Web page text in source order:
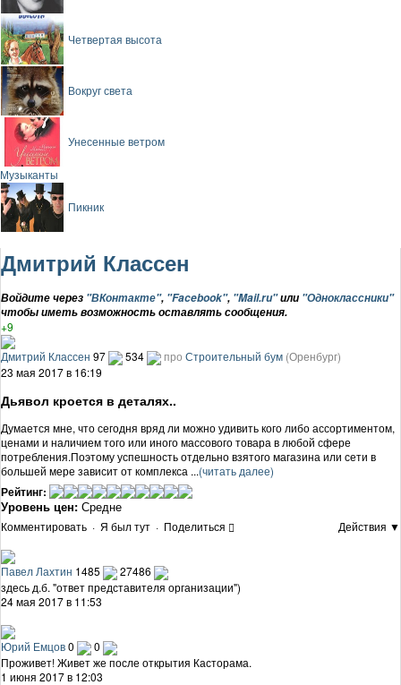
Четвертая высота
Вокруг света
Унесенные ветром
Музыканты
Пикник
Дмитрий Классен
Войдите через "ВКонтакте", "Facebook", "Mail.ru"или "Одноклассники"
чтобы иметь возможность оставлять сообщения.
+9
Дмитрий Классен 97 534 про Строительный бум (Оренбург)
23 мая 2017 в 16:19
Дьявол кроется в деталях..
Думается мне, что сегодня вряд ли можно удивить кого либо ассортиментом,
ценами и наличием того или иного массового товара в любой сфере
потребления.Поэтому успешность отдельно взятого магазина или сети в
большей мере зависит от комплекса ...(читать далее)
Рейтинг:
Уровень цен: Средне
Комментировать · Я был тут · Поделиться Действия ▼
Павел Лахтин 1485
27486
здесь д.б. "ответ представителя организации")
24 мая 2017 в 11:53
Юрий Емцов0
0
Проживет! Живет же после открытия Касторама.
1 июня 2017 в 12:03